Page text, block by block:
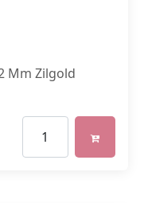
Mm Zilgold